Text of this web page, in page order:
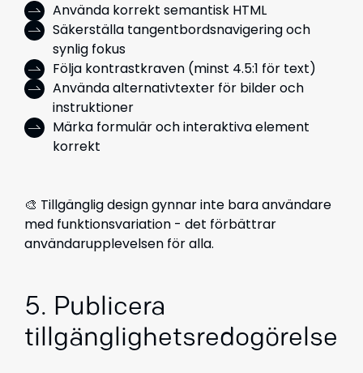
Använda korrekt semantisk HTML
Säkerställa tangentbordsnavigering och
synlig fokus
Följa kontrastkraven (minst 4.5:1 för text)
Använda alternativtexter för bilder och
instruktioner
Märka formulär och interaktiva element
korrekt
🎨 Tillgänglig design gynnar inte bara användare
med funktionsvariation - det förbättrar
användarupplevelsen för alla.
5. Publicera
tillgänglighetsredogörelse